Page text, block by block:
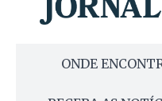
ONDE